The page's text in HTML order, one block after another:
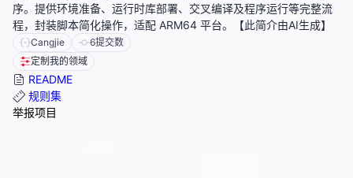
序。提供环境准备、运行时库部署、交叉编译及程序运行等完整流
程，封装脚本简化操作，适配 ARM64 平台。【此简介由AI生成】
Cangjie 6提交数
定制我的领域
README
规则集
举报项目